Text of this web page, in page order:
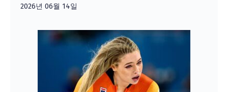
2026년 06월 14일